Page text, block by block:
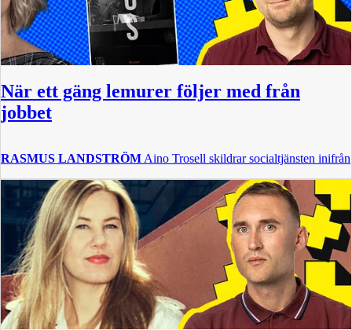
När ett gäng lemurer följer med från
jobbet
RASMUS LANDSTRÖM Aino Trosell skildrar socialtjänsten inifrån